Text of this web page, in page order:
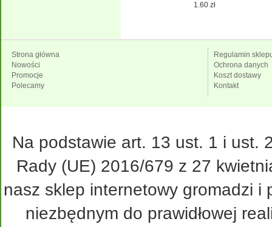
1.60 zł
Strona główna
Nowości
Promocje
Polecamy
Regulamin
Ochrona danych
Koszt dostawy
Kontakt
Na podstawie art. 13 ust. 1 i ust.
Rady (UE) 2016/679 z 27
nasz sklep internetowy gromadzi
niezbędnym do prawidłowej